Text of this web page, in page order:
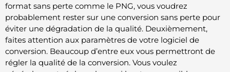
format sans perte comme le PNG, vous voudrez
probablement rester sur une conversion sans perte pour
éviter une dégradation de la qualité. Deuxièmement,
faites attention aux paramètres de votre logiciel de
conversion. Beaucoup d’entre eux vous permettront de
régler la qualité de la conversion. Vous voulez